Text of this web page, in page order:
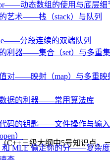
动态数组的使用与底层细
艺术——栈（stack）与队列
分段连续的双端队列
利器——集合（set）与多重
对——映射（map）与多重映
据的利器——常用算法库
码的钥匙——文件操作与输
）
和 MLE 偷走你的分——复杂
C++三级大纲中5号知识点，